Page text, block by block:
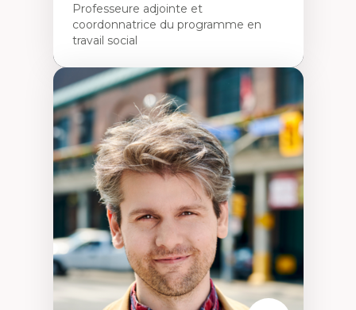
Professeure adjointe et
coordonnatrice du programme en
travail social
Expertises
Travail social, action et justice sociale
Fondements de l’intervention et des
nouvelles pratiques en travail social et en
éducation inclusive
Minorités linguistiques, offre active et
francophonie plurielle en contexte
linguistique minoritaire
Études critiques sur le handicap, la
neurodiversité, l'agentivité et les injustices
épistémiques
Intersectionnalité et réalités 2SLGBTQ+
Méthodes d’interventions et approches
antiraciste, décoloniale, anti-oppressive
Approche interculturelle critique
Pair-aidance, proche aidance, famille
choisie et soutien mutuel